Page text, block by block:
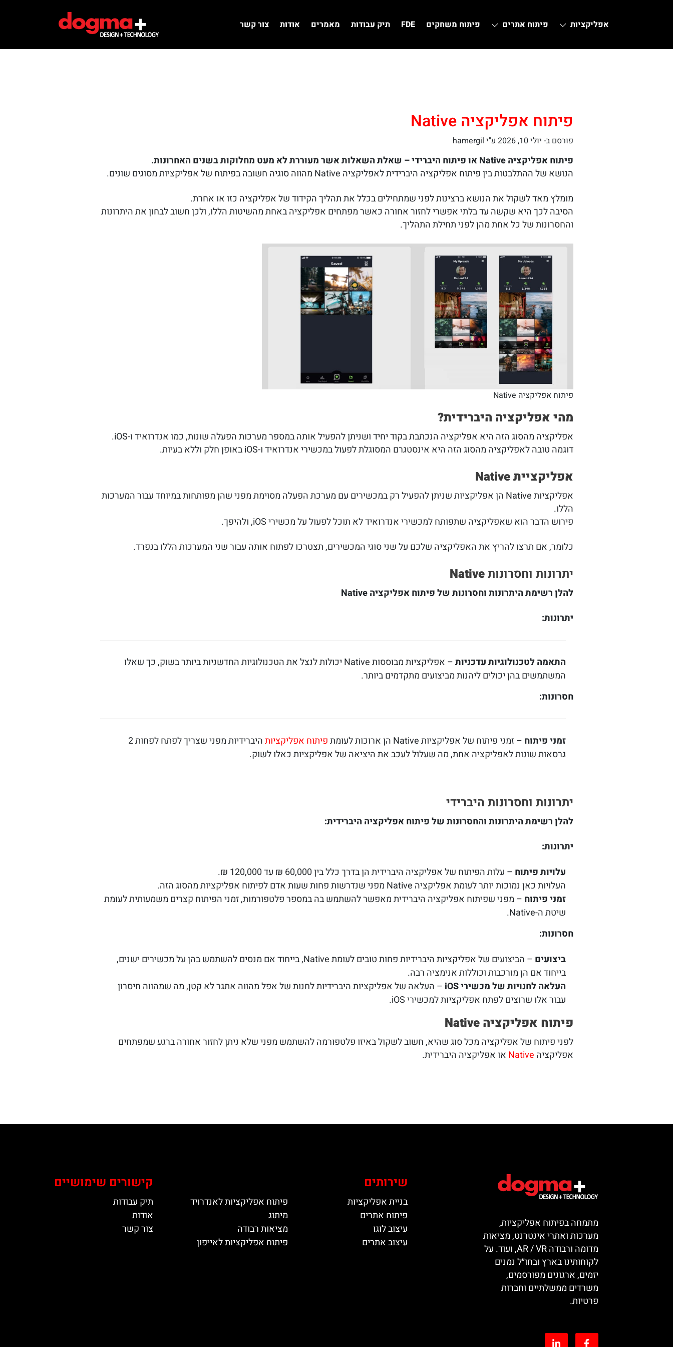
אפליקציות פיתוח אתרים פיתוח משחקים FDE תיק עבודות מאמרים אודות צור קשר
פיתוח אפליקציה Native
פורסם ב- יולי 10, 2026 ע"י hamergil
פיתוח אפליקציה Native או פיתוח היברידי – שאלת השאלות אשר מעוררת לא מעט מחלוקות בשנים האחרונות.
הנושא של ההתלבטות בין פיתוח אפליקציה היברידית לאפליקציה Native מהווה סוגיה חשובה בפיתוח של אפליקציות מסוגים שונים.
מומלץ מאד לשקול את הנושא ברצינות לפני שמתחילים בכלל את תהליך הקידוד של אפליקציה כזו או אחרת.
הסיבה לכך היא שקשה עד בלתי אפשרי לחזור אחורה כאשר מפתחים אפליקציה באחת מהשיטות הללו, ולכן חשוב לבחון את היתרונות
והחסרונות של כל אחת מהן לפני תחילת התהליך.
פיתוח אפליקציה Native
מהי אפליקציה היברידית?
אפליקציה מהסוג הזה היא אפליקציה הנכתבת בקוד יחיד ושניתן להפעיל אותה במספר מערכות הפעלה שונות, כמו אנדרואיד ו-iOS.
דוגמה טובה לאפליקציה מהסוג הזה היא אינסטגרם המסוגלת לפעול במכשירי אנדרואיד ו-iOS באופן חלק וללא בעיות.
אפליקצייתNative
אפליקציות Native הן אפליקציות שניתן להפעיל רק במכשירים עם מערכת הפעלה מסוימת מפני שהן מפותחות במיוחד עבור המערכות
הללו.
פירוש הדבר הוא שאפליקציה שתפותח למכשירי אנדרואיד לא תוכל לפעול על מכשירי iOS, ולהיפך.
כלומר, אם תרצו להריץ את האפליקציה שלכם על שני סוגי המכשירים, תצטרכו לפתוח אותה עבור שני המערכות הללו בנפרד.
יתרונות וחסרונותNative
להלן רשימת היתרונות וחסרונות שלפיתוח אפליקציהNative
יתרונות:
התאמה לטכנולוגיות עדכניות
– אפליקציות מבוססות Native יכולות לנצל את הטכנולוגיות החדשניות ביותר בשוק, כך שאלו
המשתמשים בהן יכולים ליהנות מביצועים מתקדמים ביותר.
חסרונות:
זמני פיתוח – זמני פיתוח של אפליקציות Native הן ארוכות לעומת פיתוח אפליקציות
היברידיות מפני שצריך לפתח לפחות 2
גרסאות שונות לאפליקציה אחת, מה שעלול לעכב את היציאה של אפליקציות כאלו לשוק.
יתרונות וחסרונות היברידי
להלן רשימת היתרונות והחסרונות שלפיתוח אפליקציה היברידית:
יתרונות:
עלויות פיתוח – עלות הפיתוח של אפליקציה היברידית הן בדרך כלל בין 60,000 ₪ עד 120,000 ₪.
העלויות כאן נמוכות יותר לעומת אפליקציה Native מפני שנדרשות פחות שעות אדם לפיתוח אפליקציות מהסוג הזה.
זמני פיתוח – מפני שפיתוח אפליקציה היברידית מאפשר להשתמש בה במספר פלטפורמות, זמני הפיתוח קצרים משמעותית לעומת
שיטת ה-Native.
חסרונות:
ביצועים
– הביצועים של אפליקציות היברידיות פחות טובים לעומת Native, בייחוד אם מנסים להשתמש בהן על מכשירים ישנים,
בייחוד אם הן מורכבות וכוללות אנימציה רבה.
העלאה לחנויות של מכשירי iOS
– העלאה של אפליקציות היברידיות לחנות של אפל מהווה אתגר לא קטן, מה שמהווה חיסרון
עבור אלו שרוצים לפתח אפליקציות למכשירי iOS.
פיתוח אפליקציה Native
לפני פיתוח של אפליקציה מכל סוג שהיא, חשוב לשקול באיזו פלטפורמה להשתמש מפני שלא ניתן לחזור אחורה ברגע שמפתחים
אפליקציה Native או אפליקציה היברידית.
מתמחה בפיתוח אפליקציות,
מערכות ואתרי אינטרנט, מציאות
מדומה ורבודה AR / VR, ועוד. על
לקוחותינו בארץ ובחו״ל נמנים
יזמים, ארגונים מפורסמים,
משרדים ממשלתיים וחברות
פרטיות.
שירותים
בניית אפליקציות
פיתוח אפליקציות לאנדרויד
פיתוח אתרים
מיתוג
עיצוב לוגו
מציאות רבודה
עיצוב אתרים
פיתוח אפליקציות לאייפון
קישורים שימושיים
תיק עבודות
אודות
צור קשר